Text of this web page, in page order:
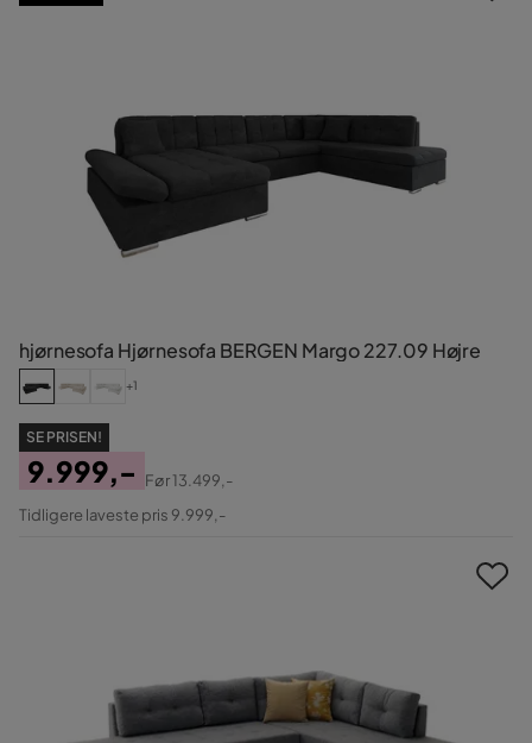
hjørnesofa Hjørnesofa BERGEN Margo 227.09 Højre
+1
SE PRISEN!
Pris
9.999,-
Original
Før13.499,-
Tidligere laveste pris 9.999,-